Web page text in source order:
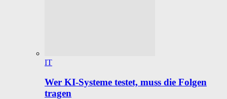
IT
Wer KI-Systeme testet, muss die Folgen
tragen